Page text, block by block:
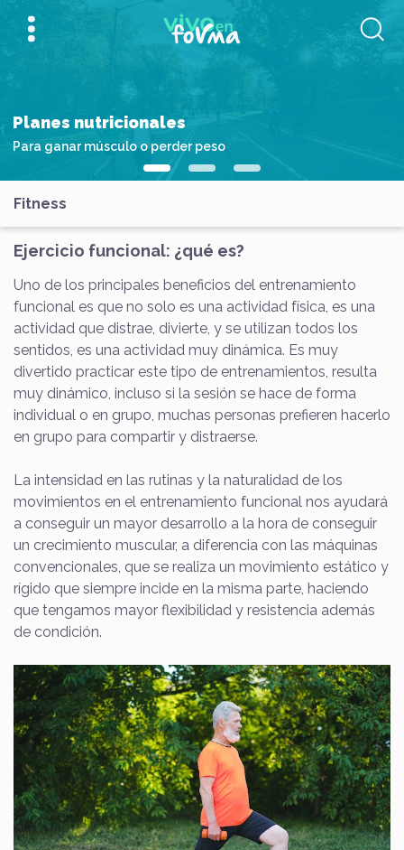
Planes nutricionales
Para ganar músculo o perder peso
Fitness
Ejercicio funcional: ¿qué es?
Uno de los principales beneficios del entrenamiento
funcional es que no solo es una actividad física, es una
actividad que distrae, divierte, y se utilizan todos los
sentidos, es una actividad muy dinámica. Es muy
divertido practicar este tipo de entrenamientos, resulta
muy dinámico, incluso si la sesión se hace de forma
individual o en grupo, muchas personas prefieren hacerlo
en grupo para compartir y distraerse.
La intensidad en las rutinas y la naturalidad de los
movimientos en el entrenamiento funcional nos ayudará
a conseguir un mayor desarrollo a la hora de conseguir
un crecimiento muscular, a diferencia con las máquinas
convencionales, que se realiza un movimiento estático y
rígido que siempre incide en la misma parte, haciendo
que tengamos mayor flexibilidad y resistencia además
de condición.